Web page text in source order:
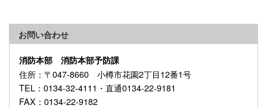
お問い合わせ
消防本部 消防本部予防課
住所 ：〒047-8660 小樽市花園2丁目12番1号
TEL ：0134-32-4111・直通0134-22-9181
FAX ：0134-22-9182